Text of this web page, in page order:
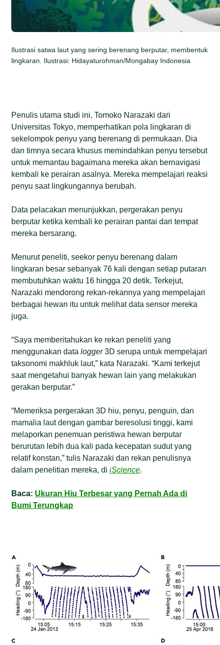
Ilustrasi satwa laut yang sering berenang berputar, membentuk
lingkaran. Ilustrasi: Hidayaturohman/Mongabay Indonesia
Penulis utama studi ini, Tomoko Narazaki dari
Universitas Tokyo, memperhatikan pola lingkaran di
sekelompok penyu yang berenang di permukaan. Dia
dan timnya secara khusus memindahkan penyu tersebut
untuk memantau bagaimana mereka akan bernavigasi
kembali ke perairan asalnya. Mereka mempelajari reaksi
penyu saat lingkungannya berubah.
Data pelacakan menunjukkan, pergerakan penyu
berputar ketika kembali ke perairan pantai dari tempat
mereka bersarang.
Menurut peneliti, seekor penyu berenang dalam
lingkaran besar sebanyak 76 kali dengan setiap putaran
membutuhkan waktu 16 hingga 20 detik. Terkejut,
Narazaki mendorong rekan-rekannya yang mempelajari
berbagai hewan itu untuk melihat data sensor mereka
juga.
“Saya memberitahukan ke rekan peneliti yang
menggunakan datalogger3D serupa untuk mempelajari
taksonomi makhluk laut,” kata Narazaki. “Kami terkejut
saat mengetahui banyak hewan lain yang melakukan
gerakan berputar.”
“Memeriksa pergerakan 3D hiu, penyu, penguin, dan
mamalia laut dengan gambar beresolusi tinggi, kami
melaporkan penemuan peristiwa hewan berputar
berurutan lebih dua kali pada kecepatan sudut yang
relatif konstan,” tulis Narazaki dan rekan penulisnya
dalam penelitian mereka, diiScience.
Baca: Ukuran Hiu Terbesar yang Pernah Ada di
Bumi Terungkap